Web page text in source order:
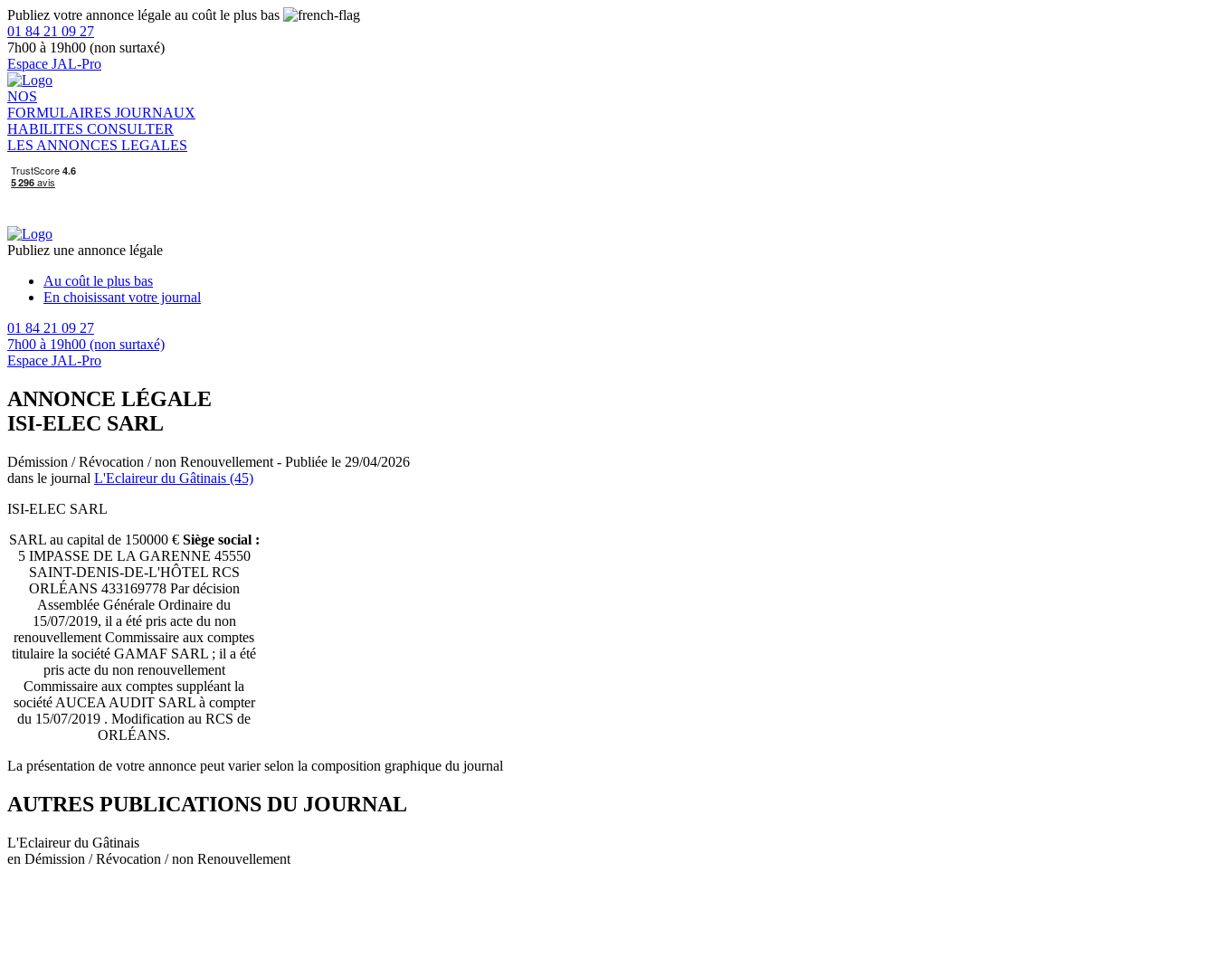
Publiez votre annonce légale au coût le plus bas
01 84 21 09 27
7h00 à 19h00 (non surtaxé)
Espace JAL-Pro
NOS
FORMULAIRES JOURNAUX
HABILITES CONSULTER
LES ANNONCES LEGALES
Publiez une annonce légale
Au coût le plus bas
En choisissant votre journal
01 84 21 09 27
7h00 à 19h00 (non surtaxé)
Espace JAL-Pro
ANNONCE LÉGALE
ISI-ELEC SARL
Démission / Révocation / non Renouvellement - Publiée le 29/04/2026
dans le journal L'Eclaireur du Gâtinais (45)
ISI-ELEC SARL
SARL au capital de 150000 € Siège social :
5 IMPASSE DE LA GARENNE 45550
SAINT-DENIS-DE-L'HÔTEL RCS
ORLÉANS 433169778 Par décision
Assemblée Générale Ordinaire du
15/07/2019, il a été pris acte du non
renouvellement Commissaire aux comptes
titulaire la société GAMAF SARL ; il a été
pris acte du non renouvellement
Commissaire aux comptes suppléant la
société AUCEA AUDIT SARL à compter
du 15/07/2019 . Modification au RCS de
ORLÉANS.
La présentation de votre annonce peut varier selon la composition graphique du journal
AUTRES PUBLICATIONS DU JOURNAL
L'Eclaireur du Gâtinais
en Démission / Révocation / non Renouvellement